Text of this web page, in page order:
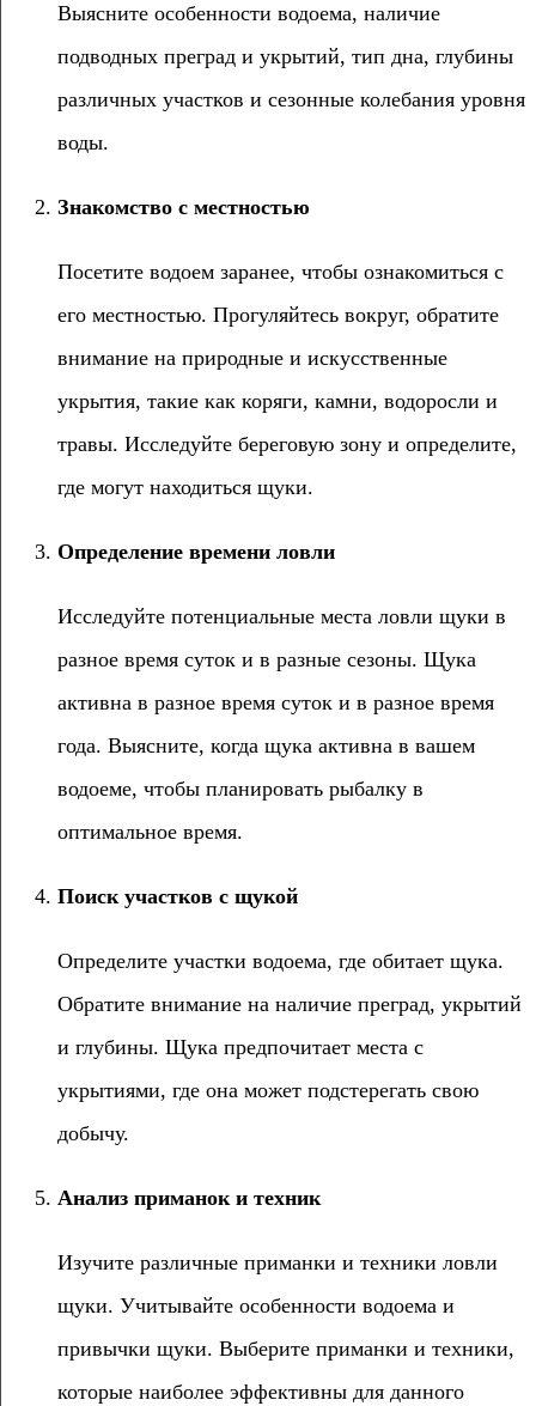
Выясните особенности водоема, наличие
подводных преград и укрытий, тип дна, глубины
различных участков и сезонные колебания уровня
воды.
Знакомство с местностью
Посетите водоем заранее, чтобы ознакомиться с
его местностью. Прогуляйтесь вокруг, обратите
внимание на природные и искусственные
укрытия, такие как коряги, камни, водоросли и
травы. Исследуйте береговую зону и определите,
где могут находиться щуки.
Определение времени ловли
Исследуйте потенциальные места ловли щуки в
разное время суток и в разные сезоны. Щука
активна в разное время суток и в разное время
года. Выясните, когда щука активна в вашем
водоеме, чтобы планировать рыбалку в
оптимальное время.
Поиск участков с щукой
Определите участки водоема, где обитает щука.
Обратите внимание на наличие преград, укрытий
и глубины. Щука предпочитает места с
укрытиями, где она может подстерегать свою
добычу.
Анализ приманок и техник
Изучите различные приманки и техники ловли
щуки. Учитывайте особенности водоема и
привычки щуки. Выберите приманки и техники,
которые наиболее эффективны для данного